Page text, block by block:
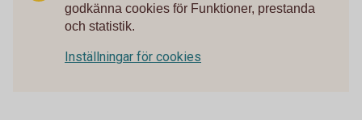
godkänna cookies för Funktioner, prestanda
och statistik.
Inställningar för cookies